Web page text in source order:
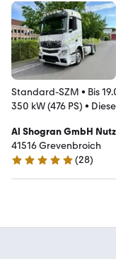
Standard-SZM • Bis
350 kW (476 PS) •
Al Shogran GmbH
41516 Grevenbroich
5 Sterne
(28)